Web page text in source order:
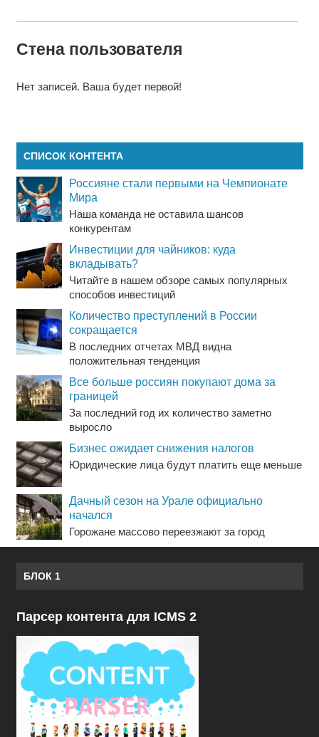
Стена пользователя
Нет записей. Ваша будет первой!
СПИСОК КОНТЕНТА
Россияне стали первыми на Чемпионате
Мира
Наша команда не оставила шансов
конкурентам
Инвестиции для чайников: куда
вкладывать?
Читайте в нашем обзоре самых популярных
способов инвестиций
Количество преступлений в России
сокращается
В последних отчетах МВД видна
положительная тенденция
Все больше россиян покупают дома за
границей
За последний год их количество заметно
выросло
Бизнес ожидает снижения налогов
Юридические лица будут платить еще меньше
Дачный сезон на Урале официально
начался
Горожане массово переезжают за город
БЛОК 1
Парсер контента для ICMS 2